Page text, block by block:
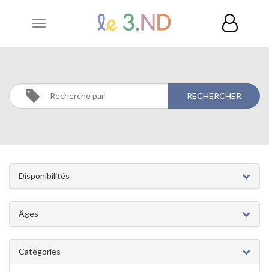
Toggle
MUSIQUE
Activités
Disponibilités
Âges
Catégories